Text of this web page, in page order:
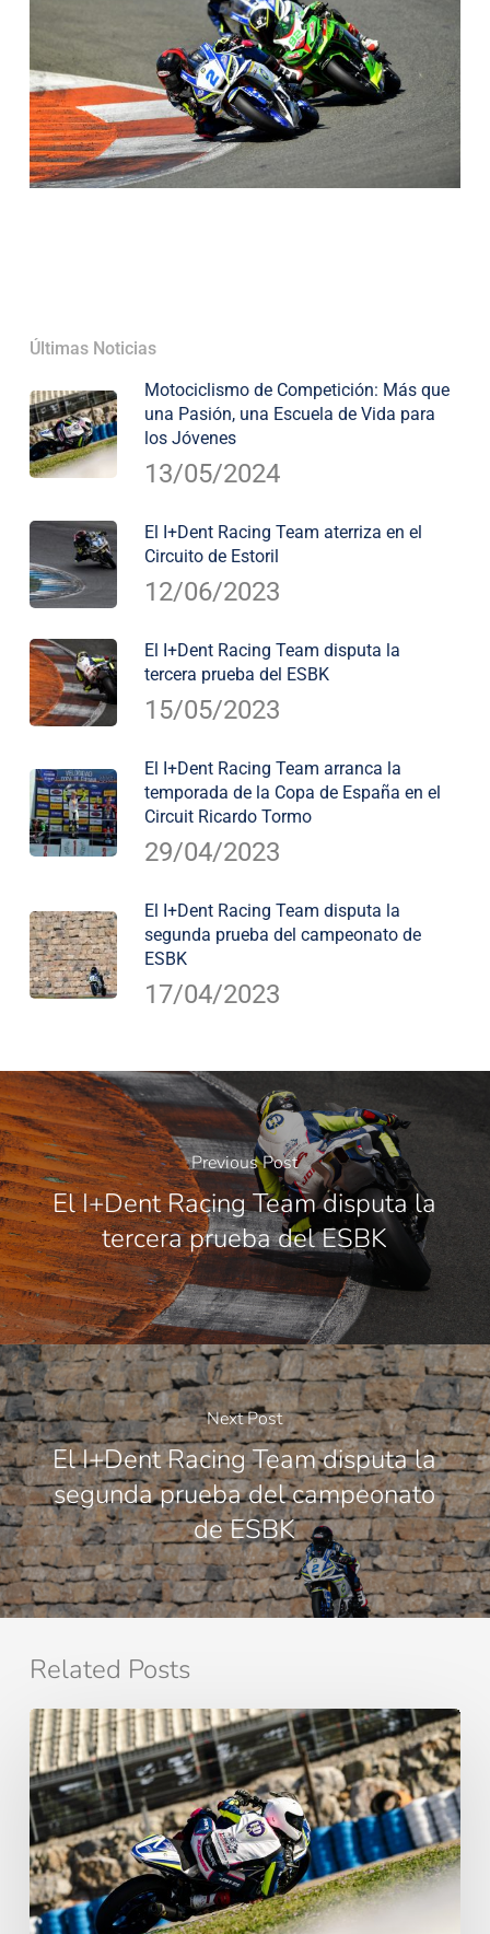
Últimas Noticias
Motociclismo de Competición: Más que
una Pasión, una Escuela de Vida para
los Jóvenes
13/05/2024
El I+Dent Racing Team aterriza en el
Circuito de Estoril
12/06/2023
El I+Dent Racing Team disputa la
tercera prueba del ESBK
15/05/2023
El I+Dent Racing Team arranca la
temporada de la Copa de España en el
Circuit Ricardo Tormo
29/04/2023
El I+Dent Racing Team disputa la
segunda prueba del campeonato de
ESBK
17/04/2023
Previous Post
El I+Dent Racing Team disputa la
tercera prueba del ESBK
Next Post
El I+Dent Racing Team disputa la
segunda prueba del campeonato
de ESBK
Related Posts
Motociclismo
de
Competición:
Más
que
una
Pasión,